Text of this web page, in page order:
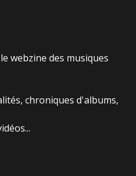
webzine des musiques
chroniques d'albums,